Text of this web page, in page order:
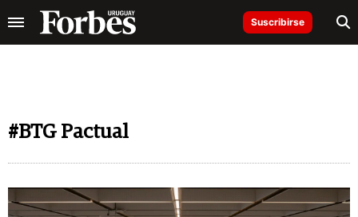
Suscribirse
#BTG Pactual